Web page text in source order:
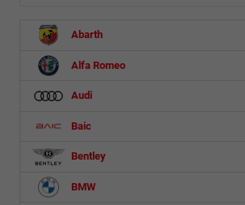
Abarth
Alfa Romeo
Audi
Baic
Bentley
BMW